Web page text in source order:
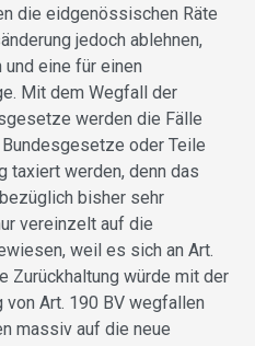
die eidgenössischen Räte
jedoch ablehnen,
eine für einen
Mit dem Wegfall der
werden die Fälle
oder Teile
taxiert werden, denn das
bisher sehr
vereinzelt auf die
weil es sich an Art.
Zurückhaltung würde mit der
Art. 190 BV wegfallen
massiv auf die neue